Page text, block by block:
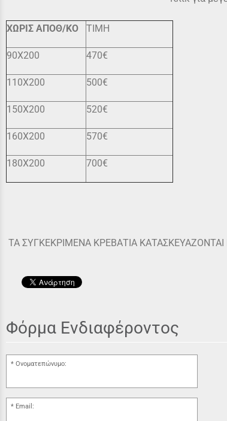
ΧΩΡΙΣ ΑΠΟΘ/ΚΟ ΤΙΜΗ
90X200 470€
110X200 500€
150Χ200 520€
160Χ200 570€
180X200 700€
ΤΑ ΣΥΓΚΕΚΡΙΜΕΝΑ ΚΡΕΒΑΤΙΑ
Φόρμα Ενδιαφέροντος
Ονοματεπώνυμο:
Email: